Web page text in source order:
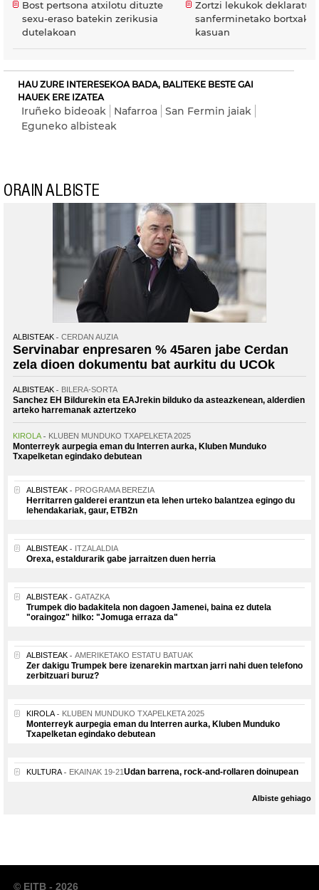
Bost pertsona atxilotu dituzte
sexu-eraso batekin zerikusia
dutelakoan
Zortzi lekukok deklaratu
sanferminetako
kasuan
HAU ZURE INTERESEKOA BADA, BALITEKE BESTE GAI
HAUEK ERE IZATEA
Iruñeko bideoak Nafarroa
San Fermin jaiak
Eguneko albisteak
ORAIN ALBISTE
ALBISTEAK CERDAN AUZIA
Servinabar enpresaren % 45aren jabe Cerdan
zela dioen dokumentu bat aurkitu du UCOk
ALBISTEAK BILERA-SORTA
Sanchez EH Bildurekin eta EAJrekin bilduko da asteazkenean, alderdien
arteko harremanak aztertzeko
KIROLA KLUBEN MUNDUKO TXAPELKETA 2025
Monterreyk aurpegia eman du Interren aurka, Kluben Munduko
Txapelketan egindako debutean
ALBISTEAK PROGRAMA BEREZIA
Herritarren galderei erantzun eta lehen urteko balantzea egingo du
lehendakariak, gaur, ETB2n
ALBISTEAK ITZALALDIA
Orexa, estaldurarik gabe jarraitzen duen herria
ALBISTEAK GATAZKA
Trumpek dio badakitela non dagoen Jamenei, baina ez dutela
"oraingoz" hilko: "Jomuga erraza da"
ALBISTEAK AMERIKETAKO ESTATU BATUAK
Zer dakigu Trumpek bere izenarekin martxan jarri nahi duen telefono
zerbitzuari buruz?
KIROLA KLUBEN MUNDUKO TXAPELKETA 2025
Monterreyk aurpegia eman du Interren aurka, Kluben Munduko
Txapelketan egindako debutean
KULTURA EKAINAK 19-21Udan barrena, rock-and-rollaren doinupean
Albiste gehiago
© EITB - 2026